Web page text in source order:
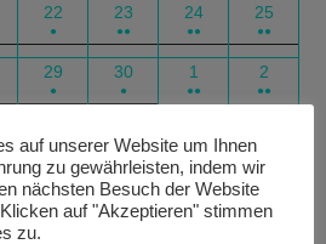
22
●
23
●●
24
●●
25
●●
29
●
30
●
1
●●
2
●●
Export
for
Google
Export
for
Outlook
auf unserer Website um Ihnen
zu gewährleisten, indem wir
nächsten Besuch der Website
auf "Akzeptieren" stimmen
zu.